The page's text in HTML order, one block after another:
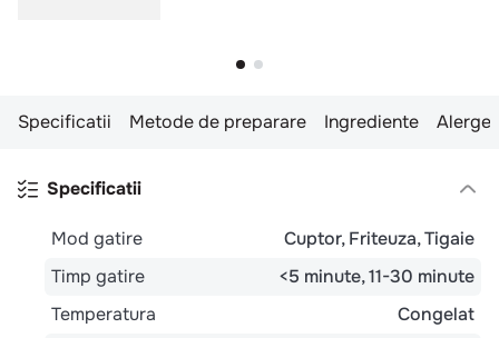
Specificatii Metode de preparare Ingrediente
Specificatii
Mod gatire Cuptor Friteuza Tigaie
Timp gatire
<5 minute 11-30 minute
Temperatura
Congelat